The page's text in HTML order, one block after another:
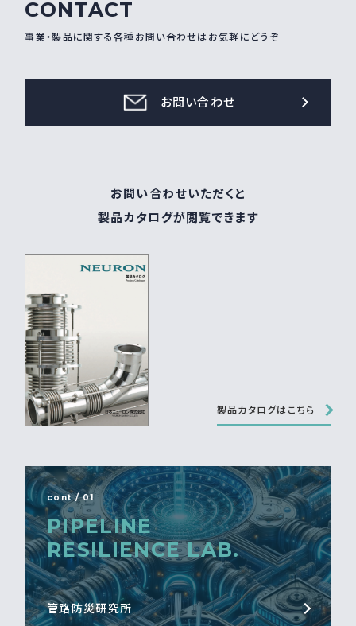
webカタログ
CONTACT
事業・製品に関する各種お問い合わせはお気軽にどうぞ
お問い合わせ
お問い合わせいただくと
製品カタログが閲覧できます
製品カタログはこちら
cont / 01
PIPELINE
RESILIENCE LAB.
管路防災研究所